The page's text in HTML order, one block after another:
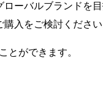
ーバルブランドを
購入をご検討ください
とができます。